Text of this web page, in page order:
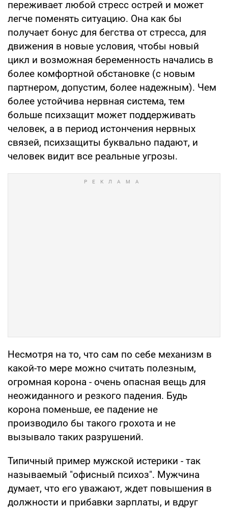
переживает любой стресс острей и может
легче поменять ситуацию. Она как бы
получает бонус для бегства от стресса, для
движения в новые условия, чтобы новый
цикл и возможная беременность начались в
более комфортной обстановке (с новым
партнером, допустим, более надежным). Чем
более устойчива нервная система, тем
больше психзащит может поддерживать
человек, а в период истончения нервных
связей, психзащиты буквально падают, и
человек видит все реальные угрозы.
Несмотря на то, что сам по себе механизм в
какой-то мере можно считать полезным,
огромная корона - очень опасная вещь для
неожиданного и резкого падения. Будь
корона поменьше, ее падение не
производило бы такого грохота и не
вызывало таких разрушений.
Типичный пример мужской истерики - так
называемый "офисный психоз". Мужчина
думает, что его уважают, ждет повышения в
должности и прибавки зарплаты, и вдруг